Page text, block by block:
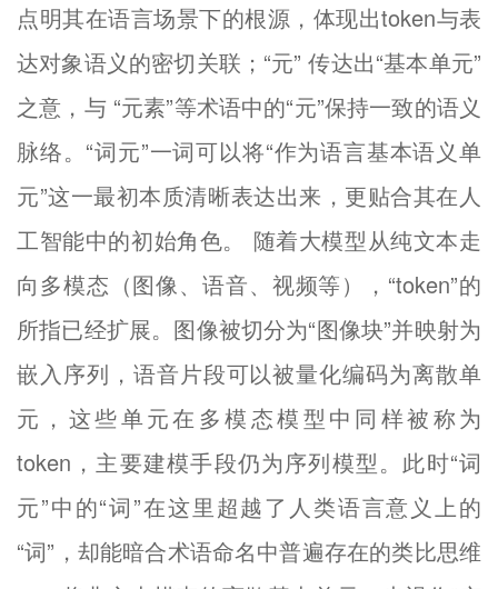
点明其在语言场景下的根源，体现出token与表
达对象语义的密切关联；“元” 传达出“基本单元”
之意，与 “元素”等术语中的“元”保持一致的语义
脉络。“词元”一词可以将“作为语言基本语义单
元”这一最初本质清晰表达出来，更贴合其在人
工智能中的初始角色。 随着大模型从纯文本走
向多模态（图像、语音、视频等），“token”的
所指已经扩展。图像被切分为“图像块”并映射为
嵌入序列，语音片段可以被量化编码为离散单
元，这些单元在多模态模型中同样被称为
token，主要建模手段仍为序列模型。此时“词
元”中的“词”在这里超越了人类语言意义上的
“词”，却能暗合术语命名中普遍存在的类比思维